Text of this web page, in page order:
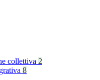
collettiva 2
8